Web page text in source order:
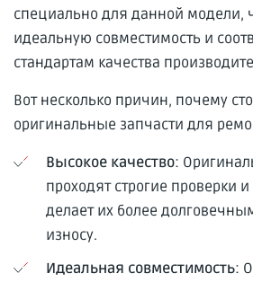
специально для данной модели,
идеальную совместимость и
стандартам качества
Вот несколько причин, почему
оригинальные запчасти для
Высокое качество:
проходят строгие проверки
делает их более
износу.
Идеальная совместимость: